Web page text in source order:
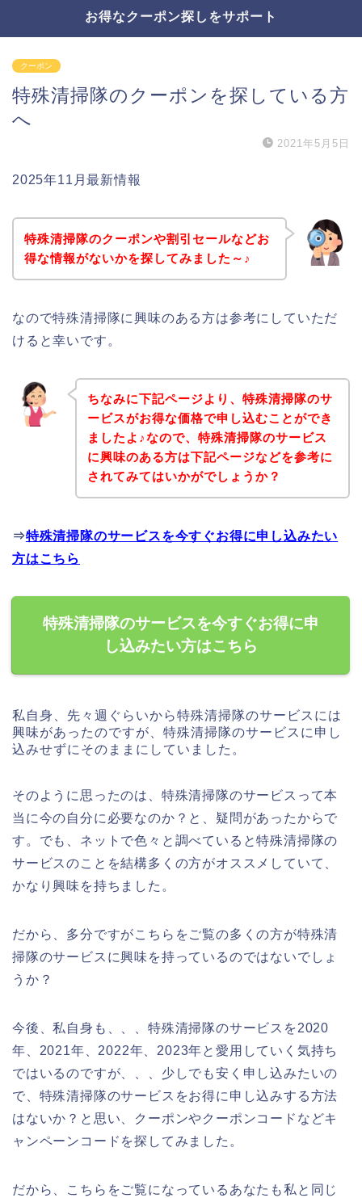
お得なクーポン探しをサポート
クーポン
特殊清掃隊のクーポンを探している方
へ
2021年5月5日
2025年11月最新情報
特殊清掃隊のクーポンや割引セールなどお
得な情報がないかを探してみました～♪
なので特殊清掃隊に興味のある方は参考にしていただ
けると幸いです。
ちなみに下記ページより、特殊清掃隊のサ
ービスがお得な価格で申し込むことができ
ましたよ♪なので、特殊清掃隊のサービス
に興味のある方は下記ページなどを参考に
されてみてはいかがでしょうか？
⇒特殊清掃隊のサービスを今すぐお得に申し込みたい
方はこちら
特殊清掃隊のサービスを今すぐお得に申
し込みたい方はこちら
私自身、先々週ぐらいから特殊清掃隊のサービスには
興味があったのですが、特殊清掃隊のサービスに申し
込みせずにそのままにしていました。
そのように思ったのは、特殊清掃隊のサービスって本
当に今の自分に必要なのか？と、疑問があったからで
す。でも、ネットで色々と調べていると特殊清掃隊の
サービスのことを結構多くの方がオススメしていて、
かなり興味を持ちました。
だから、多分ですがこちらをご覧の多くの方が特殊清
掃隊のサービスに興味を持っているのではないでしょ
うか？
今後、私自身も、、、特殊清掃隊のサービスを2020
年、2021年、2022年、2023年と愛用していく気持ち
ではいるのですが、、、少しでも安く申し込みたいの
で、特殊清掃隊のサービスをお得に申し込みする方法
はないか？と思い、クーポンやクーポンコードなどキ
ャンペーンコードを探してみました。
だから、こちらをご覧になっているあなたも私と同じ